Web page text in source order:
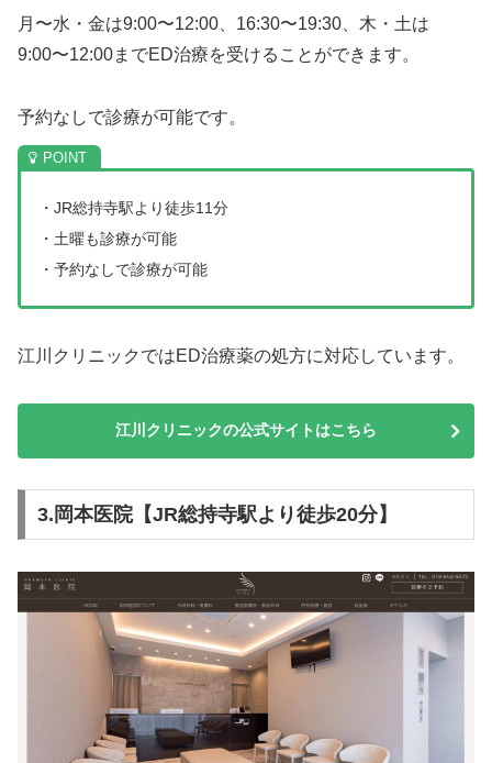
月〜水・金は9:00〜12:00、16:30〜19:30、木・土は
9:00〜12:00までED治療を受けることができます。
予約なしで診療が可能です。
・JR総持寺駅より徒歩11分
・土曜も診療が可能
・予約なしで診療が可能
江川クリニックではED治療薬の処方に対応しています。
江川クリニックの公式サイトはこちら
3.岡本医院【JR総持寺駅より徒歩20分】